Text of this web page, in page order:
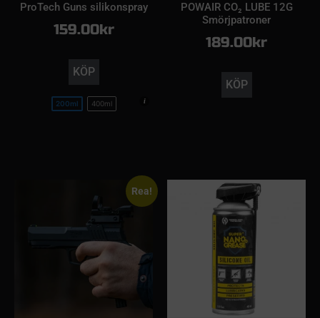
ProTech Guns silikonspray
159.00kr
KÖP
200ml 400ml
POWAIR CO₂ LUBE 12G
Smörjpatroner
189.00kr
KÖP
Rea!